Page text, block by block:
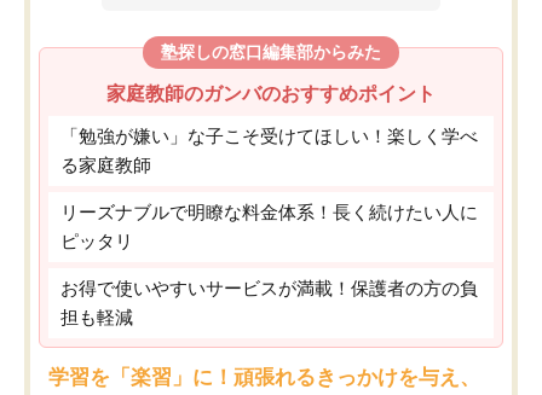
塾探しの窓口編集部からみた
家庭教師のガンバのおすすめポイント
「勉強が嫌い」な子こそ受けてほしい！楽しく学べ
る家庭教師
リーズナブルで明瞭な料金体系！長く続けたい人に
ピッタリ
お得で使いやすいサービスが満載！保護者の方の負
担も軽減
学習を「楽習」に！頑張れるきっかけを与え、